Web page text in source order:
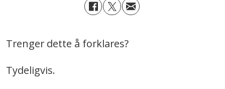
Trenger dette å forklares?
Tydeligvis.